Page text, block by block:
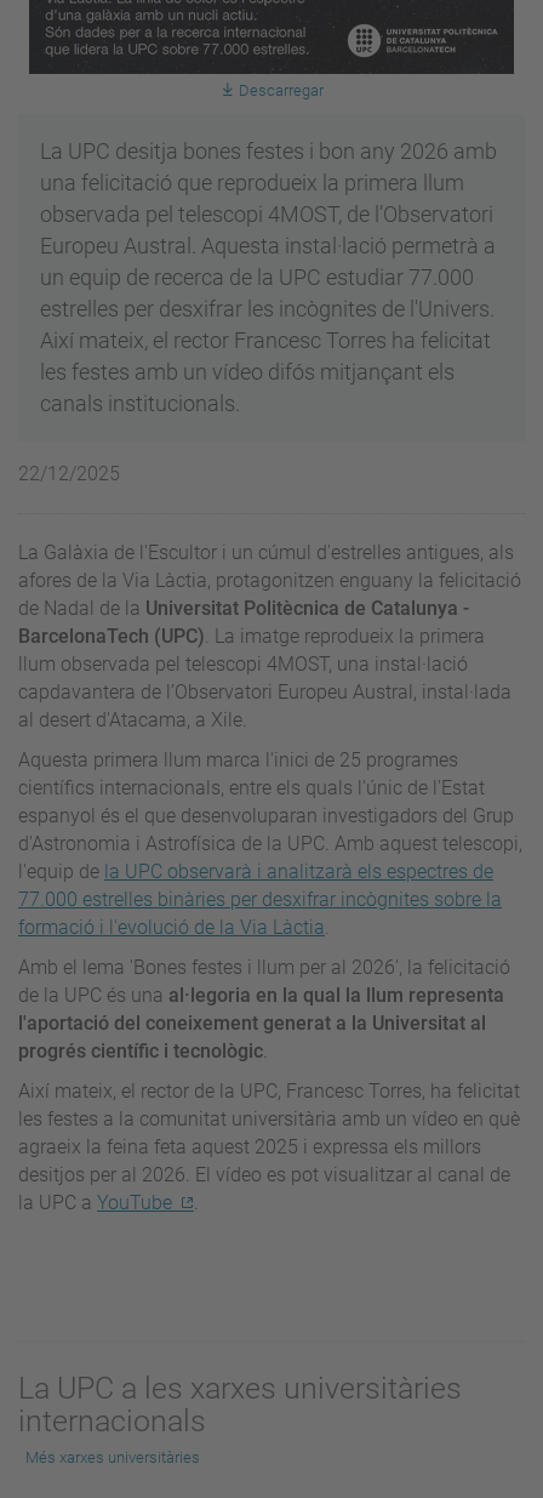
Descarregar
La UPC desitja bones festes i bon any 2026 amb
una felicitació que reprodueix la primera llum
observada pel telescopi 4MOST, de l’Observatori
Europeu Austral. Aquesta instal·lació permetrà a
un equip de recerca de la UPC estudiar 77.000
estrelles per desxifrar les incògnites de l'Univers.
Així mateix, el rector Francesc Torres ha felicitat
les festes amb un vídeo difós mitjançant els
canals institucionals.
22/12/2025
La Galàxia de l'Escultor i un cúmul d'estrelles antigues, als
afores de la Via Làctia, protagonitzen enguany la felicitació
de Nadal de la Universitat Politècnica de Catalunya -
BarcelonaTech (UPC). La imatge reprodueix la primera
llum observada pel telescopi 4MOST, una instal·lació
capdavantera de l’Observatori Europeu Austral, instal·lada
al desert d'Atacama, a Xile.
Aquesta primera llum marca l'inici de 25 programes
científics internacionals, entre els quals l'únic de l'Estat
espanyol és el que desenvoluparan investigadors del Grup
d'Astronomia i Astrofísica de la UPC. Amb aquest telescopi,
l'equip de la UPC observarà i analitzarà els espectres de
77.000 estrelles binàries per desxifrar incògnites sobre la
formació i l'evolució de la Via Làctia.
Amb el lema 'Bones festes i llum per al 2026', la felicitació
de la UPC és una al·legoria en la qual la llum representa
l'aportació del coneixement generat a la Universitat al
progrés científic i tecnològic.
Així mateix, el rector de la UPC, Francesc Torres, ha felicitat
les festes a la comunitat universitària amb un vídeo en què
agraeix la feina feta aquest 2025 i expressa els millors
desitjos per al 2026. El vídeo es pot visualitzar al canal de
la UPC a YouTube .
La UPC a les xarxes universitàries
internacionals
Més xarxes universitàries